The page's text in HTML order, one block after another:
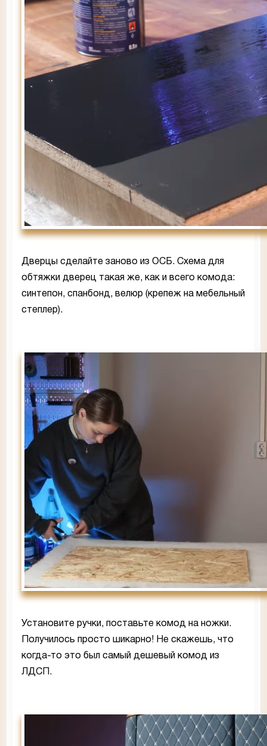
Дверцы сделайте заново из ОСБ. Схема для
обтяжки дверец такая же, как и всего комода:
синтепон, спанбонд, велюр (крепеж на мебельный
степлер).
Установите ручки, поставьте комод на ножки.
Получилось просто шикарно! Не скажешь, что
когда-то это был самый дешевый комод из
ЛДСП.